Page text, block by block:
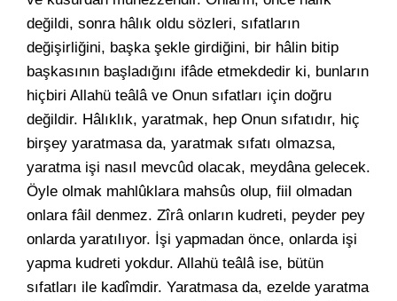
değildi, sonra hâlık oldu sözleri, sıfatların
değişirliğini, başka şekle girdiğini, bir hâlin bitip
başkasının başladığını ifâde etmekdedir ki, bunların
hiçbiri Allahü teâlâ ve Onun sıfatları için doğru
değildir. Hâlıklık, yaratmak, hep Onun sıfatıdır, hiç
birşey yaratmasa da, yaratmak sıfatı olmazsa,
yaratma işi nasıl mevcûd olacak, meydâna gelecek.
Öyle olmak mahlûklara mahsûs olup, fiil olmadan
onlara fâil denmez. Zîrâ onların kudreti, peyder pey
onlarda yaratılıyor. İşi yapmadan önce, onlarda işi
yapma kudreti yokdur. Allahü teâlâ ise, bütün
sıfatları ile kadîmdir. Yaratmasa da, ezelde yaratma